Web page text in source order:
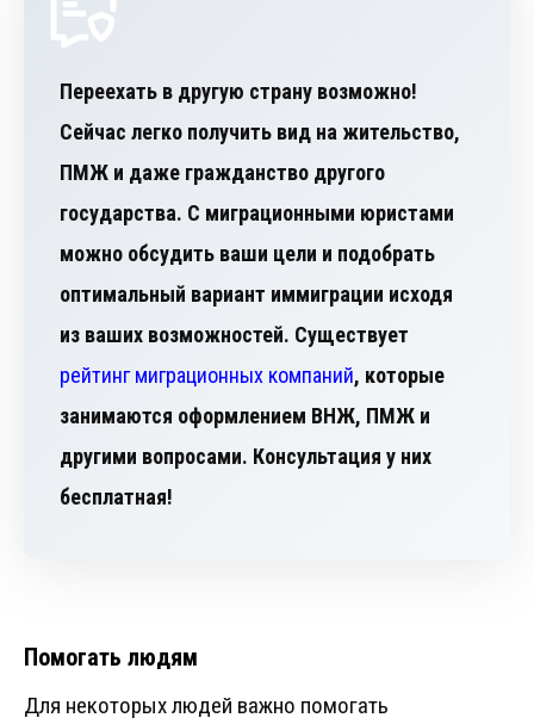
Переехать в другую страну возможно!
Сейчас легко получить вид на жительство,
ПМЖ и даже гражданство другого
государства. С миграционными юристами
можно обсудить ваши цели и подобрать
оптимальный вариант иммиграции исходя
из ваших возможностей. Существует
рейтинг миграционных компаний, которые
занимаются оформлением ВНЖ, ПМЖ и
другими вопросами. Консультация у них
бесплатная!
Помогать людям
Для некоторых людей важно помогать